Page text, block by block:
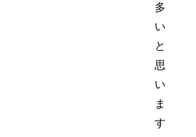
多
い
と
思
い
ま
す